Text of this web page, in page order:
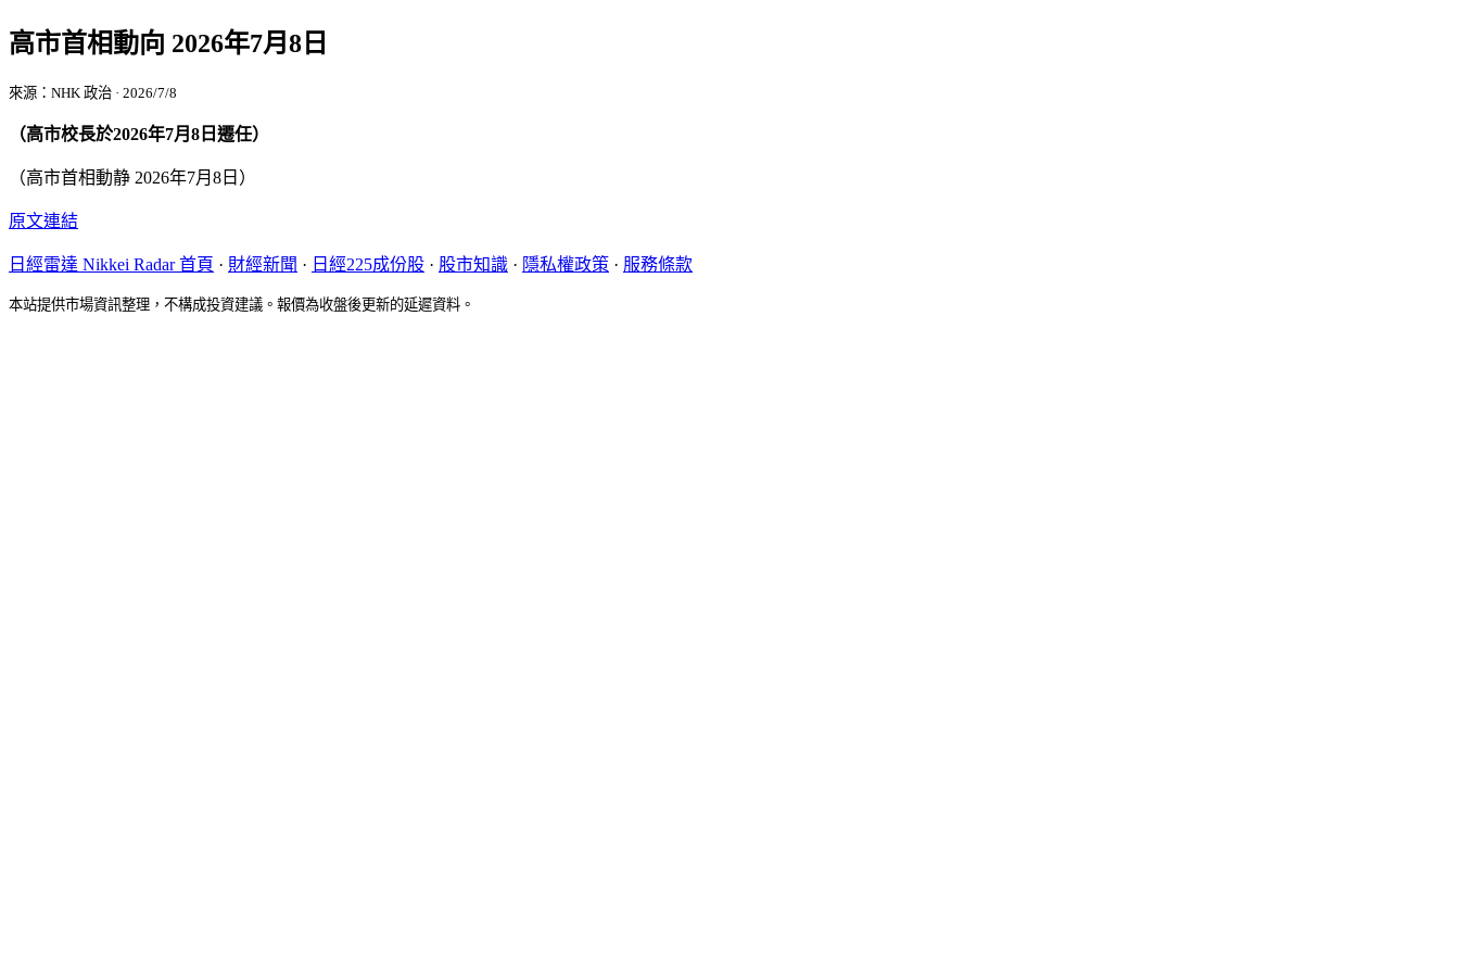
高市首相動向 2026年7月8日
來源：NHK 政治 · 2026/7/8
（高市校長於2026年7月8日遷任）
（高市首相動静 2026年7月8日）
原文連結
日經雷達 Nikkei Radar 首頁 · 財經新聞 · 日經225成份股 · 股市知識 · 隱私權政策 · 服務條款
本站提供市場資訊整理，不構成投資建議。報價為收盤後更新的延遲資料。